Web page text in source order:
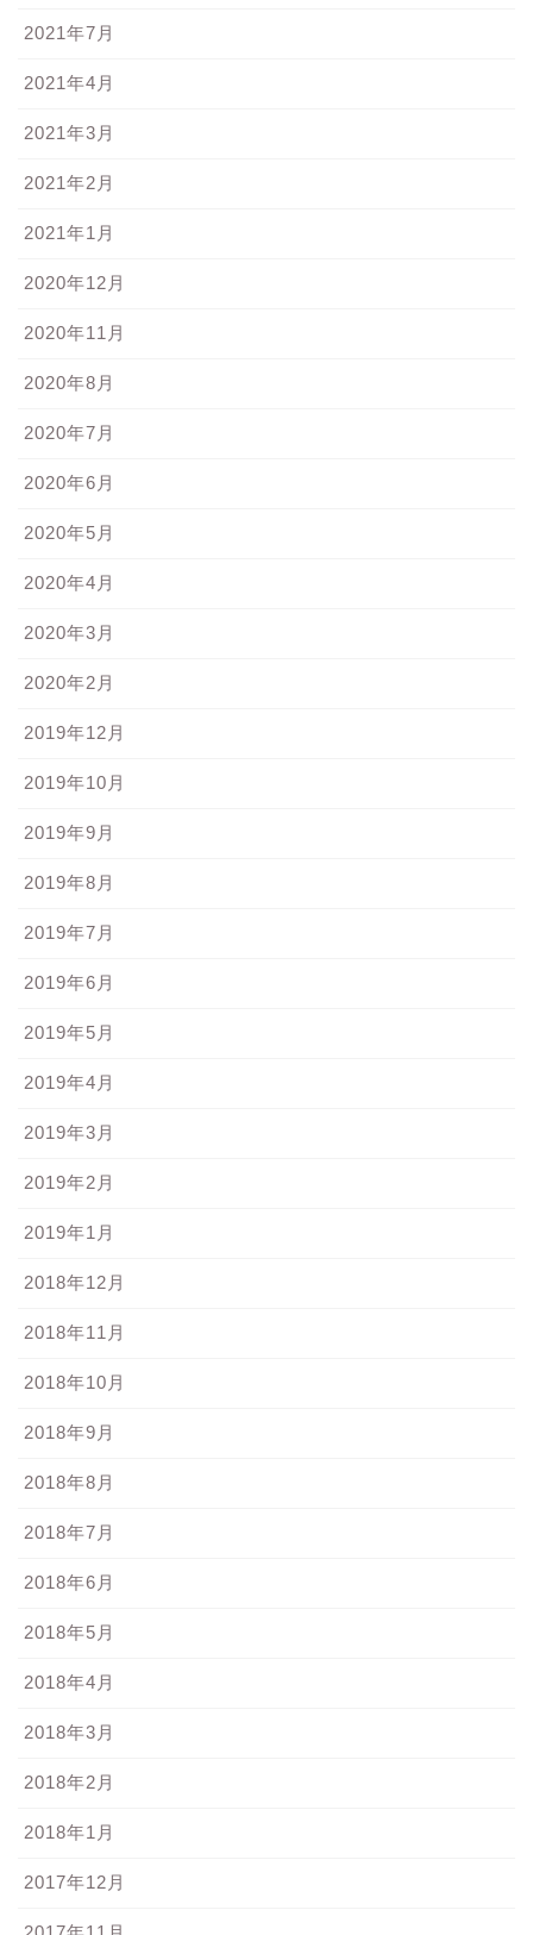
2021年7月
2021年4月
2021年3月
2021年2月
2021年1月
2020年12月
2020年11月
2020年8月
2020年7月
2020年6月
2020年5月
2020年4月
2020年3月
2020年2月
2019年12月
2019年10月
2019年9月
2019年8月
2019年7月
2019年6月
2019年5月
2019年4月
2019年3月
2019年2月
2019年1月
2018年12月
2018年11月
2018年10月
2018年9月
2018年8月
2018年7月
2018年6月
2018年5月
2018年4月
2018年3月
2018年2月
2018年1月
2017年12月